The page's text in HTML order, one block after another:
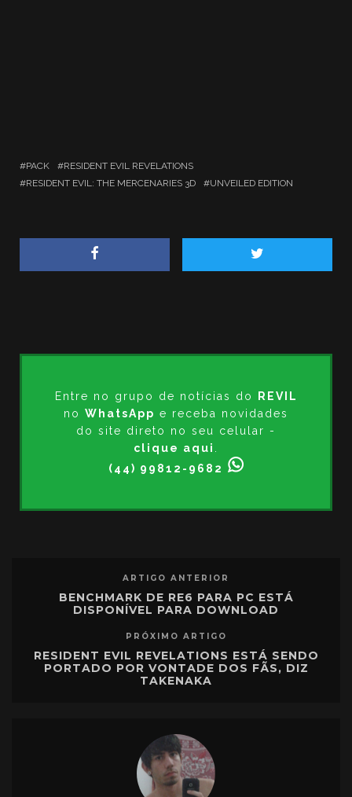
PACK
RESIDENT EVIL REVELATIONS
RESIDENT EVIL: THE MERCENARIES 3D
UNVEILED EDITION
Entre no grupo de notícias do
REVIL
no WhatsApp e receba novidades
do site direto no seu celular -
clique aqui .
(44) 99812-9682
ARTIGO ANTERIOR
BENCHMARK DE RE6 PARA PC ESTÁ
DISPONÍVEL PARA DOWNLOAD
PRÓXIMO ARTIGO
RESIDENT EVIL REVELATIONS ESTÁ SENDO
PORTADO POR VONTADE DOS FÃS, DIZ
TAKENAKA